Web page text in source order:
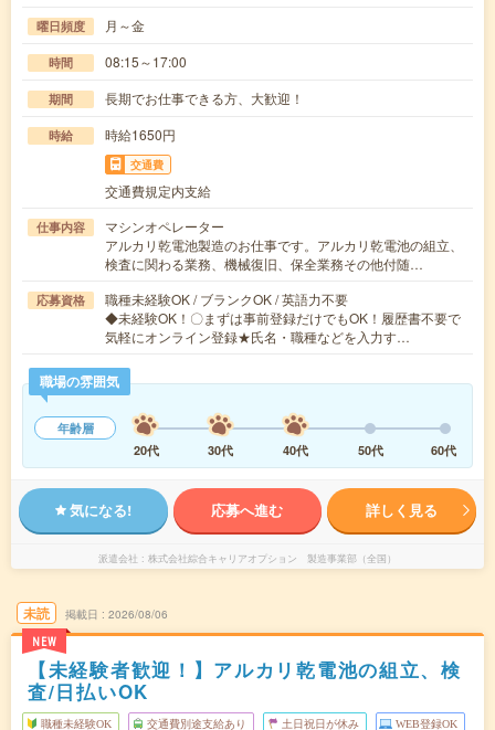
曜日頻度 月～金
時間 08:15～17:00
期間 長期でお仕事できる方、大歓迎！
時給 時給1650円
交通費
交通費規定内支給
仕事内容
マシンオペレーター
アルカリ乾電池製造のお仕事です。アルカリ乾電池の組立、
検査に関わる業務、機械復旧、保全業務その他付随…
応募資格
職種未経験OK / ブランクOK / 英語力不要
◆未経験OK！〇まずは事前登録だけでもOK！履歴書不要で
気軽にオンライン登録★氏名・職種などを入力す…
職場の雰囲気
年齢層
20代
30代 40代 50代 60代
気になる! 応募へ進む 詳しく見る
派遣会社 株式会社綜合キャリアオプション 製造事業部（全国）
未読
NEW
掲載日 2026/08/06
【未経験者歓迎！】アルカリ乾電池の組立、検
査/日払いOK
職種未経験OK 交通費別途支給あり 土日祝日が休み WEB登録OK